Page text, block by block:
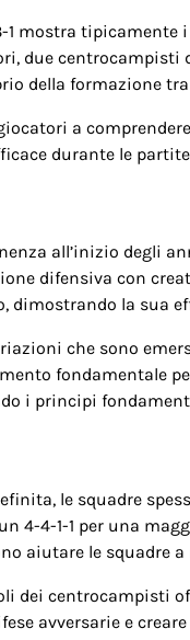
mostra
due
della formazione
a
durante le
all’inizio degli
difensiva con
dimostrando la sua
che sono
fondamentale
i principi
le squadre
4-4-1-1 per una
aiutare le squadre
dei centrocampisti
avversarie e